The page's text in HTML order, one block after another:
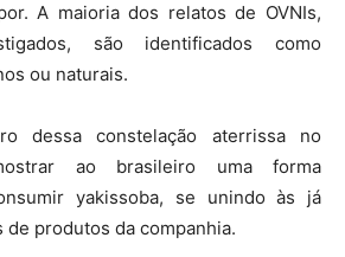
A maioria dos relatos de OVNIs,
são identificados como
ou naturais.
dessa constelação aterrissa no
ao brasileiro uma forma
yakissoba, se unindo às já
produtos da companhia.